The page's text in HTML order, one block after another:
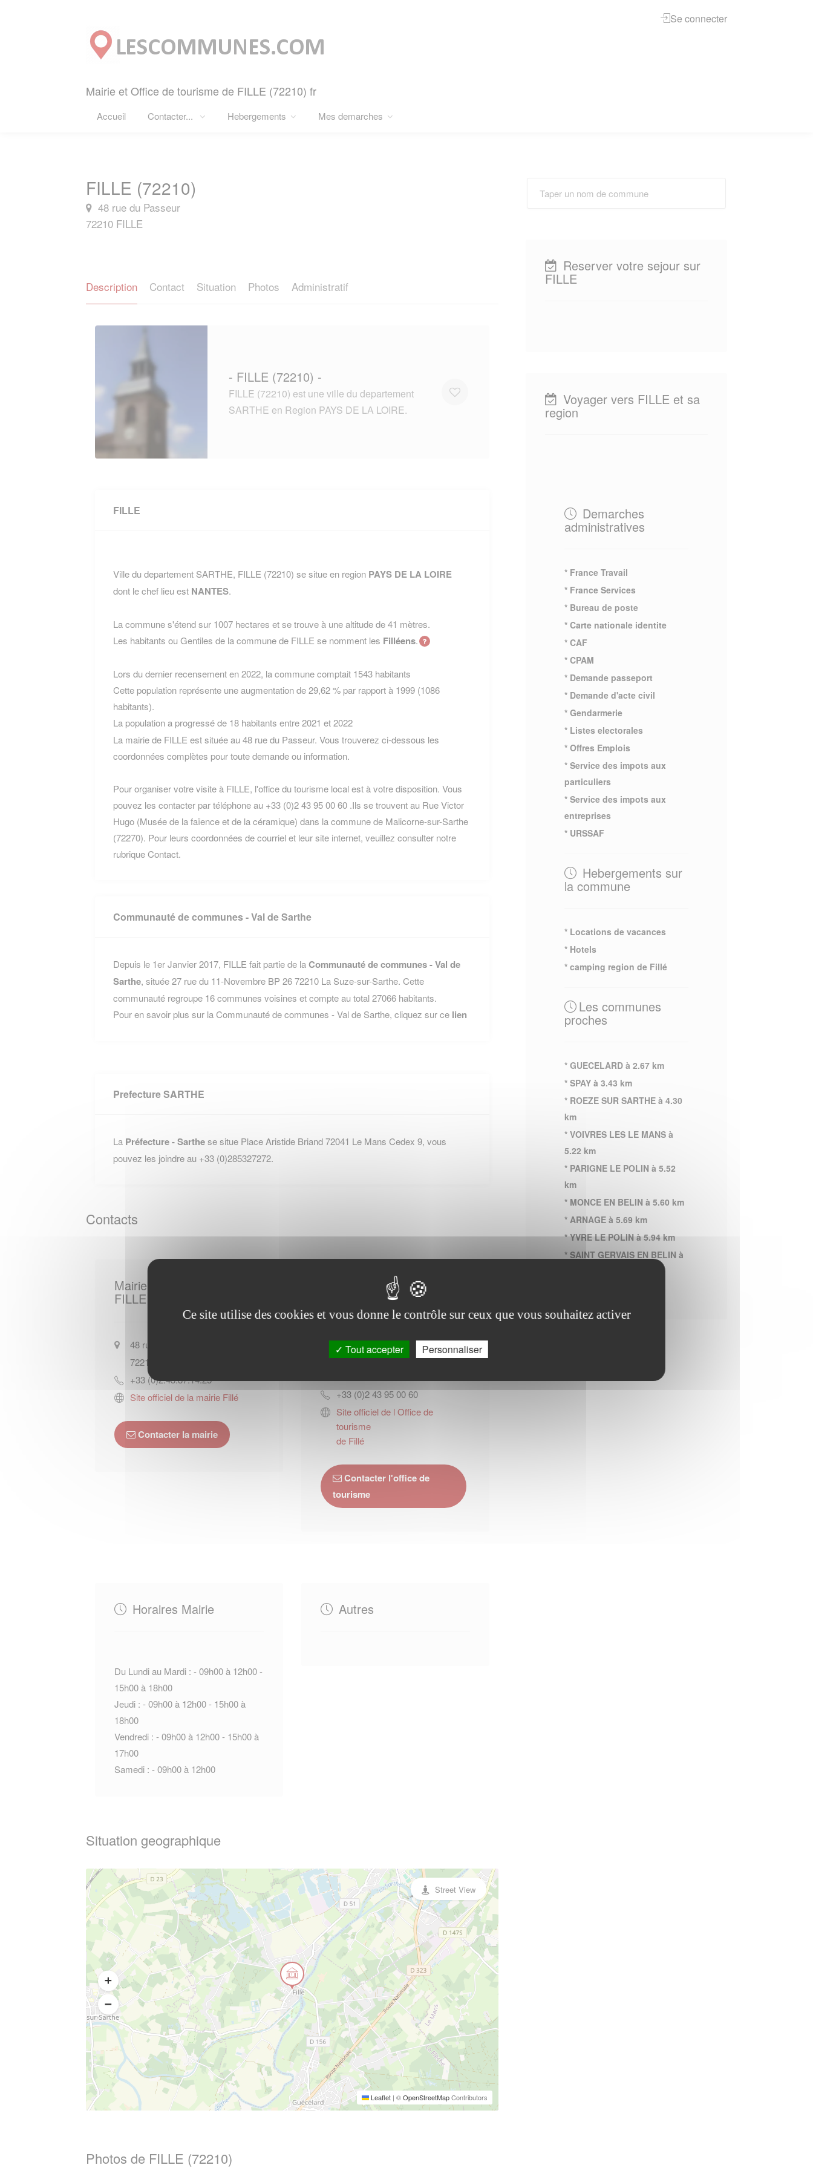
Mairie et Office de tourisme de FILLE (72210) fr
Accueil Contacter... Hebergements Mes demarches
Se connecter
FILLE (72210)
48 rue du Passeur
72210 FILLE
Description Contact Situation Photos Administratif
- FILLE (72210) -
FILLE (72210) est une ville du departement
SARTHE en Region PAYS DE LA LOIRE.
FILLE
Ville du departement SARTHE, FILLE (72210) se situe en region PAYS DE LA LOIRE
dont le chef lieu est NANTES.
La commune s'étend sur 1007 hectares et se trouve à une altitude de 41 mètres.
Les habitants ou Gentiles de la commune de FILLE se nomment les Filléens.
Lors du dernier recensement en 2022, la commune comptait 1543 habitants
Cette population représente une augmentation de 29,62 % par rapport à 1999 (1086
habitants).
La population a progressé de 18 habitants entre 2021 et 2022
La mairie de FILLE est située au 48 rue du Passeur. Vous trouverez ci-dessous les
coordonnées complètes pour toute demande ou information.
Pour organiser votre visite à FILLE, l'office du tourisme local est à votre disposition. Vous
pouvez les contacter par téléphone au +33 (0)2 43 95 00 60 .Ils se trouvent au Rue Victor
Hugo (Musée de la faïence et de la céramique) dans la commune de Malicorne-sur-Sarthe
(72270). Pour leurs coordonnées de courriel et leur site internet, veuillez consulter notre
rubrique Contact.
Communauté de communes - Val de Sarthe
Depuis le 1er Janvier 2017, FILLE fait partie de laCommunauté de communes - Val de
Sarthe, située 27 rue du 11-Novembre BP 26 72210 La Suze-sur-Sarthe. Cette
communauté regroupe 16 communes voisines et compte au total 27066 habitants.
Pour en savoir plus sur la Communauté de communes - Val de Sarthe, cliquez sur ce lien
Prefecture SARTHE
La Préfecture - Sarthese situe Place Aristide Briand 72041 Le Mans Cedex 9, vous
pouvez les joindre au +33 (0)285327272.
Contacts
Mairie de
FILLE
48 rue du Passeur
72210
+33 (0)2.43.87.14.25
Site officiel de la mairie Fillé
Contacter la mairie
Office de tourisme de
Rue Victor Hugo (Musée de la
faïence et de la céramique)
+33 (0)2 43 95 00 60
Site officiel de l Office de
tourisme
de Fillé
Contacter l'office de
tourisme
Horaires Mairie
Du Lundi au Mardi : - 09h00 à 12h00 -
15h00 à 18h00
Jeudi : - 09h00 à 12h00 - 15h00 à
18h00
Vendredi : - 09h00 à 12h00 - 15h00 à
17h00
Samedi : - 09h00 à 12h00
Autres
Situation geographique
Leaflet | ©OpenStreetMapContributors
Street View
Photos de FILLE (72210)
Reserver votre sejour sur
FILLE
Voyager vers FILLE et sa
region
Demarches
administratives
* France Travail
* France Services
* Bureau de poste
* Carte nationale identite
* CAF
* CPAM
* Demande passeport
* Demande d'acte civil
* Gendarmerie
* Listes electorales
* Offres Emplois
* Service des impots aux
particuliers
* Service des impots aux
entreprises
* URSSAF
Hebergements sur
la commune
* Locations de vacances
* Hotels
* camping region de Fillé
Les communes
proches
* GUECELARD à 2.67 km
* SPAY à 3.43 km
* ROEZE SUR SARTHE à 4.30
km
* VOIVRES LES LE MANS à
5.22 km
* PARIGNE LE POLIN à 5.52
km
* MONCE EN BELIN à 5.60 km
* ARNAGE à 5.69 km
* YVRE LE POLIN à 5.94 km
* SAINT GERVAIS EN BELIN à
Ce site utilise des cookies et vous donne le contrôle sur ceux que vous souhaitez activer
Tout accepter Personnaliser